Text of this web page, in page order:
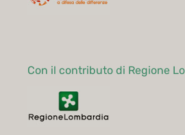
Con il contributo di Regione